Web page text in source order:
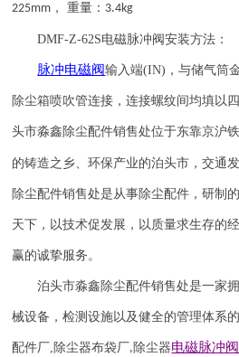
225mm ， 重量： 3.4kg
DMF-Z-62S电磁脉冲阀安装方法：
脉冲电磁阀输入端(IN) ，与储气筒
除尘箱喷吹管连接，连接螺纹间均填以
头市淼鑫除尘配件销售处位于东靠京沪铁
的铸造之乡、环保产业的泊头市，交通
除尘配件销售处是从事除尘配件，研制
天下，以技术促发展，以质量求生存的
赢的诚挚服务。
泊头市淼鑫除尘配件销售处是一家
械设备，检测设施以及健全的管理体系
配件厂, 除尘器布袋厂, 除尘器电磁脉冲阀